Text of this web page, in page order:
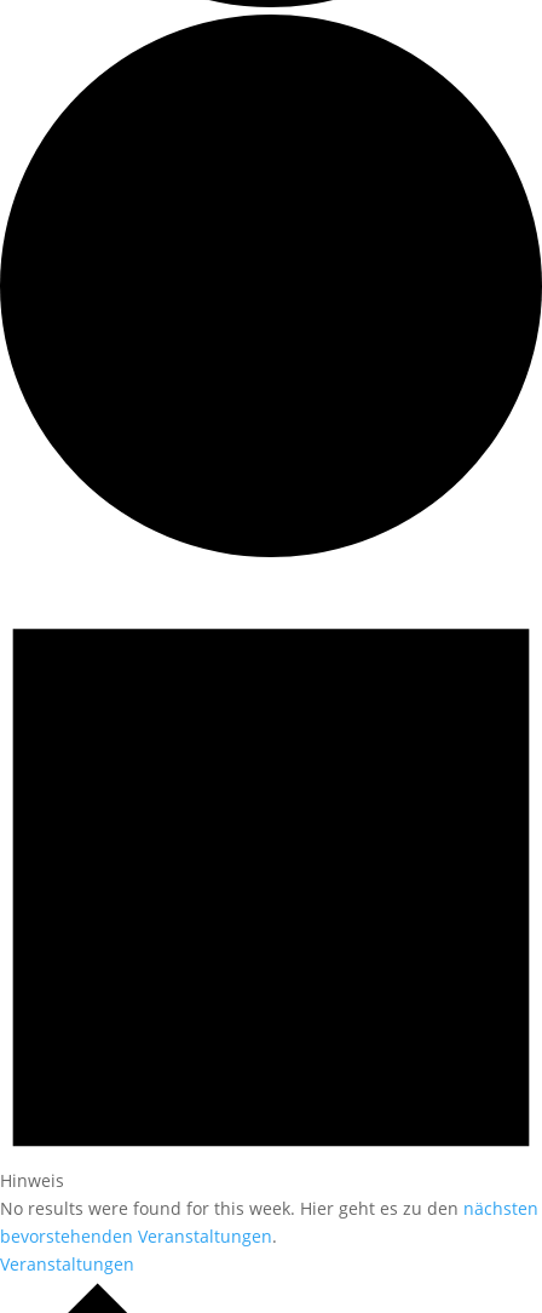
Hinweis
No results were found for this week. Hier geht es zu den nächsten
bevorstehenden Veranstaltungen.
Veranstaltungen